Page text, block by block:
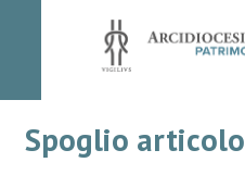
Spoglio articolo